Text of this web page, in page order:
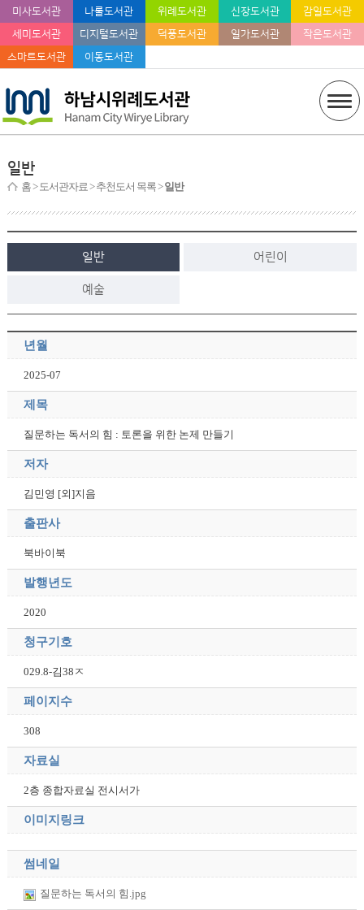
미사도서관 나룰도서관 위례도서관 신장도서관
감일도서관
세미도서관
디지털도서관 덕풍도서관 일가도서관
작은도서관
스마트도서관
이동도서관
일반
홈> 도서관자료 > 추천도서 목록 >일반
일반 어린이
예술
년월
2025-07
제목
질문하는 독서의 힘 : 토론을 위한 논제 만들기
저자
김민영 [외]지음
출판사
북바이북
발행년도
2020
청구기호
029.8-김38ㅈ
페이지수
308
자료실
2층 종합자료실 전시서가
이미지링크
썸네일
질문하는 독서의 힘.jpg